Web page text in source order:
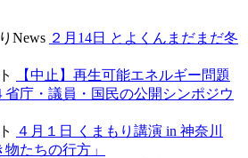
News ２月14日 とよくんまだまだ冬
【中止】再生可能エネルギー問題
庁・議員・国民の公開シンポジウ
４月１日 くまもり講演 in 神奈川
物たちの行方」